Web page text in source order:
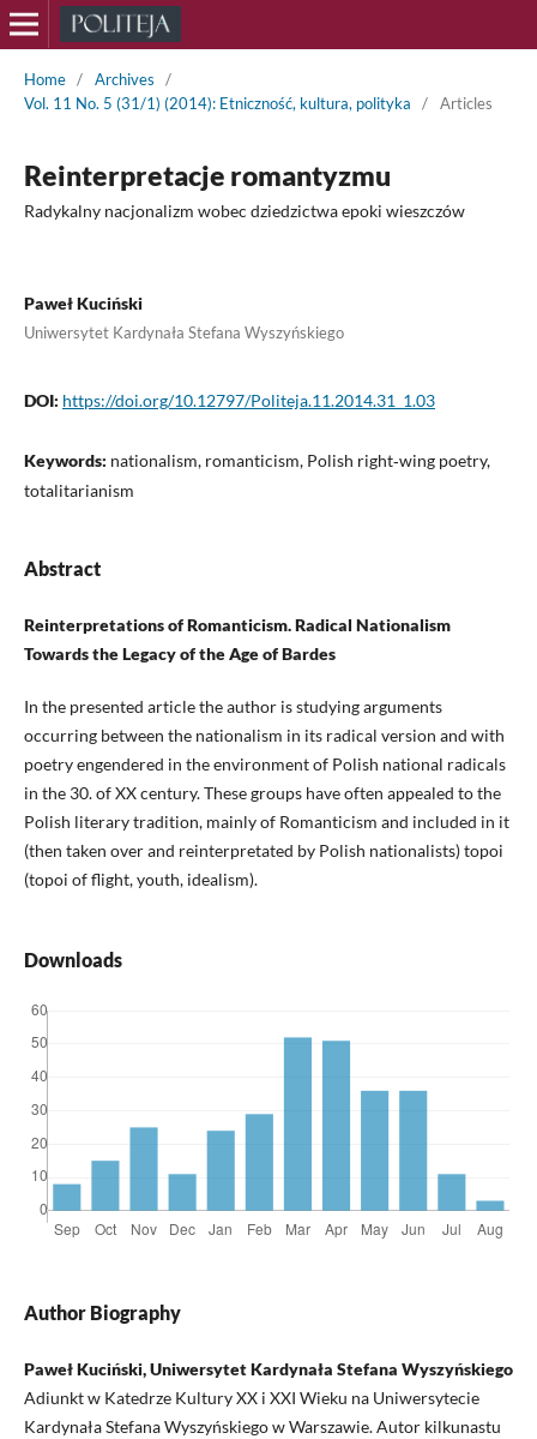
Home / Archives
/
Vol. 11 No. 5 (31/1) (2014): Etniczność, kultura, polityka
/ Articles
Reinterpretacje romantyzmu
Radykalny nacjonalizm wobec dziedzictwa epoki wieszczów
Paweł Kuciński
Uniwersytet Kardynała Stefana Wyszyńskiego
DOI: https://doi.org/10.12797/Politeja.11.2014.31_1.03
Keywords: nationalism, romanticism, Polish right‑wing poetry,
totalitarianism
Abstract
Reinterpretations of Romanticism. Radical Nationalism
Towards the Legacy of the Age of Bardes
In the presented article the author is studying arguments
occurring between the nationalism in its radical version and with
poetry engendered in the environment of Polish national radicals
in the 30. of XX century. These groups have often appealed to the
Polish literary tradition, mainly of Romanticism and included in it
(then taken over and reinterpretated by Polish nationalists) topoi
(topoi of flight, youth, idealism).
Downloads
Author Biography
Paweł Kuciński, Uniwersytet Kardynała Stefana Wyszyńskiego
Adiunkt w Katedrze Kultury XX i XXI Wieku na Uniwersytecie
Kardynała Stefana Wyszyńskiego w Warszawie. Autor kilkunastu